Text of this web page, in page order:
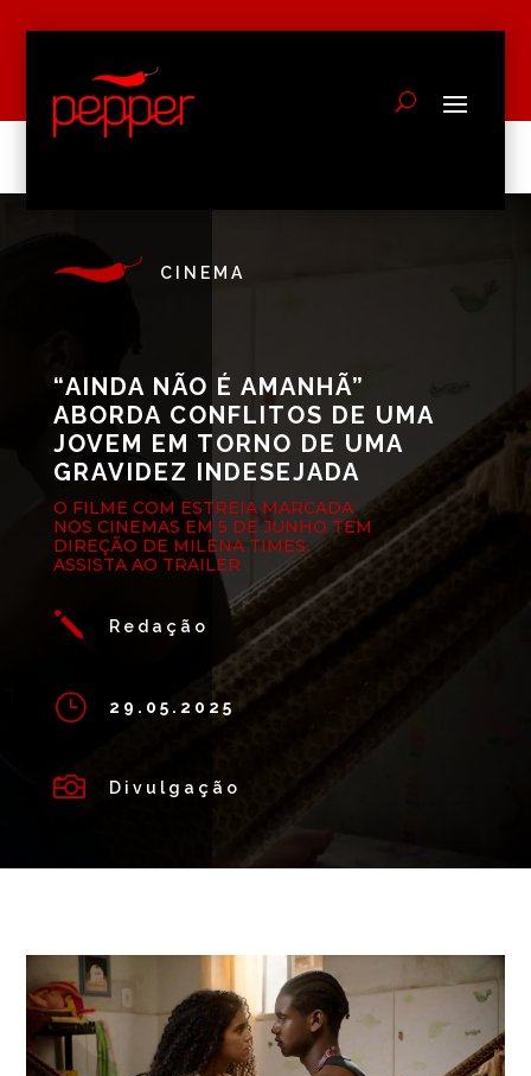
CINEMA
“AINDA NÃO É AMANHÃ”
ABORDA CONFLITOS DE UMA
JOVEM EM TORNO DE UMA
GRAVIDEZ INDESEJADA
O FILME COM ESTREIA MARCADA
NOS CINEMAS EM 5 DE JUNHO TEM
DIREÇÃO DE MILENA TIMES.
ASSISTA AO TRAILER
j Redação
} 29.05.2025
 Divulgação